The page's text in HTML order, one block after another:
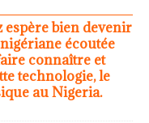
espère bien devenir
écoutée
connaître et
technologie, le
au Nigeria.